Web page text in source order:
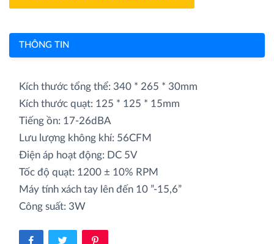
THÔNG TIN
Kích thước tổng thể: 340 * 265 * 30mm
Kích thước quạt: 125 * 125 * 15mm
Tiếng ồn: 17-26dBA
Lưu lượng không khí: 56CFM
Điện áp hoạt động: DC 5V
Tốc độ quạt: 1200 ± 10% RPM
Máy tính xách tay lên đến 10 ”-15,6”
Công suất: 3W